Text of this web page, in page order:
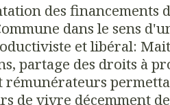
des financements
dans le sens
et libéral:
partage des droits à
rémunérateurs
de vivre décemment